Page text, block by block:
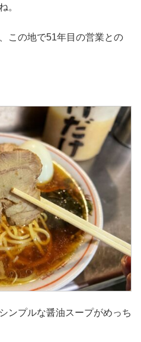
。
この地で51年目の営業との
ンプルな醤油スープがめっち